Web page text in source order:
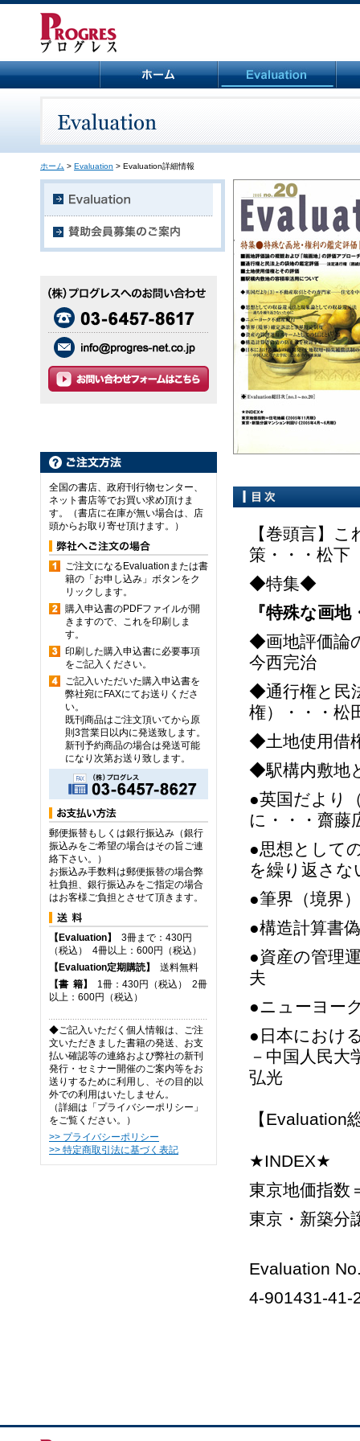
ホーム > Evaluation > Evaluation詳細情報
全国の書店、政府刊行物センター、
ネット書店等でお買い求め頂けま
す。（書店に在庫が無い場合は、店
頭からお取り寄せ頂けます。）
ご注文になるEvaluationまたは書
籍の「お申し込み」ボタンをク
リックします。
購入申込書のPDFファイルが開
きますので、これを印刷しま
す。
印刷した購入申込書に必要事項
をご記入ください。
ご記入いただいた購入申込書を
弊社宛にFAXにてお送りくださ
い。
既刊商品はご注文頂いてから原
則3営業日以内に発送致します。
新刊予約商品の場合は発送可能
になり次第お送り致します。
郵便振替もしくは銀行振込み（銀行
振込みをご希望の場合はその旨ご連
絡下さい。）
お振込み手数料は郵便振替の場合弊
社負担、銀行振込みをご指定の場合
はお客様ご負担とさせて頂きます。
【Evaluation】
3冊まで：430円
（税込） 4冊以上：600円（税込）
【Evaluation定期購読】
送料無料
【書 籍】
1冊：430円（税込） 2冊
以上：600円（税込）
◆ご記入いただく個人情報は、ご注
文いただきました書籍の発送、お支
払い確認等の連絡および弊社の新刊
発行・セミナー開催のご案内等をお
送りするために利用し、その目的以
外での利用はいたしません。
（詳細は「プライバシーポリシー」
をご覧ください。）
>> プライバシーポリシー
>> 特定商取引法に基づく表記
【巻頭言】
策・・・松
◆特集◆
『特殊な画
◆画地評価論
今西完治
◆通行権と民
権）・・・松
◆土地使用借
◆駅構内敷地
●英国だより
に・・・齋藤
●思想として
を繰り返さな
●筆界（境界
●構造計算書
●資産の管理
夫
●ニューヨー
●日本におけ
－中国人民大
弘光
【Evaluation
★INDEX★
東京地価指数
東京・新築分
Evaluation
4-901431-41-